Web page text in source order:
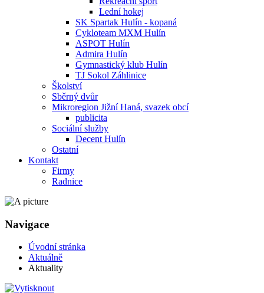
Lední hokej
SK Spartak Hulín - kopaná
Cykloteam MXM Hulín
ASPOT Hulín
Admira Hulín
Gymnastický klub Hulín
TJ Sokol Záhlinice
Školství
Sběrný dvůr
Mikroregion Jižní Haná, svazek obcí
publicita
Sociální služby
Decent Hulín
Ostatní
Kontakt
Firmy
Radnice
Navigace
Úvodní stránka
Aktuálně
Aktuality